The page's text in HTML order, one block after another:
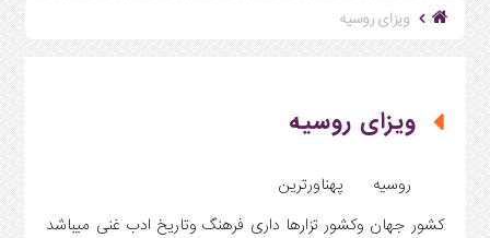
ویزای روسیه
ویزای روسیه
روسیه پهناورترین
کشور جهان وکشور تزارها داری فرهنگ وتاریخ ادب غنی میباشد